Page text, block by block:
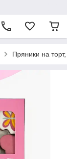
Пряники на